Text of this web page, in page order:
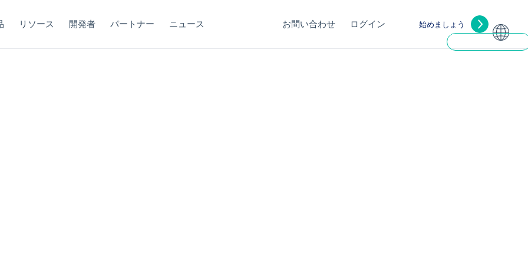
リソース 開発者 パートナー ニュース お問い合わせ ログイン 始めましょう